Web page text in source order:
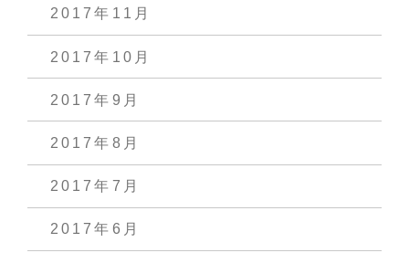
2017年11月
2017年10月
2017年9月
2017年8月
2017年7月
2017年6月